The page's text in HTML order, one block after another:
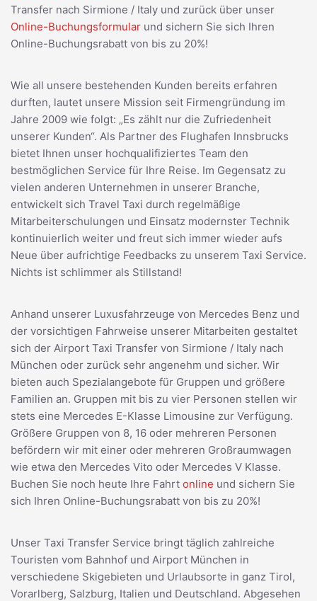
Transfer nach Sirmione / Italy und zurück über unser
Online-Buchungsformular und sichern Sie sich Ihren
Online-Buchungsrabatt von bis zu 20%!
Wie all unsere bestehenden Kunden bereits erfahren
durften, lautet unsere Mission seit Firmengründung im
Jahre 2009 wie folgt: „Es zählt nur die Zufriedenheit
unserer Kunden“. Als Partner des Flughafen Innsbrucks
bietet Ihnen unser hochqualifiziertes Team den
bestmöglichen Service für Ihre Reise. Im Gegensatz zu
vielen anderen Unternehmen in unserer Branche,
entwickelt sich Travel Taxi durch regelmäßige
Mitarbeiterschulungen und Einsatz modernster Technik
kontinuierlich weiter und freut sich immer wieder aufs
Neue über aufrichtige Feedbacks zu unserem Taxi Service.
Nichts ist schlimmer als Stillstand!
Anhand unserer Luxusfahrzeuge von Mercedes Benz und
der vorsichtigen Fahrweise unserer Mitarbeiten gestaltet
sich der Airport Taxi Transfer von Sirmione / Italy nach
München oder zurück sehr angenehm und sicher. Wir
bieten auch Spezialangebote für Gruppen und größere
Familien an. Gruppen mit bis zu vier Personen stellen wir
stets eine Mercedes E-Klasse Limousine zur Verfügung.
Größere Gruppen von 8, 16 oder mehreren Personen
befördern wir mit einer oder mehreren Großraumwagen
wie etwa den Mercedes Vito oder Mercedes V Klasse.
Buchen Sie noch heute Ihre Fahrt online und sichern Sie
sich Ihren Online-Buchungsrabatt von bis zu 20%!
Unser Taxi Transfer Service bringt täglich zahlreiche
Touristen vom Bahnhof und Airport München in
verschiedene Skigebieten und Urlaubsorte in ganz Tirol,
Vorarlberg, Salzburg, Italien und Deutschland. Abgesehen